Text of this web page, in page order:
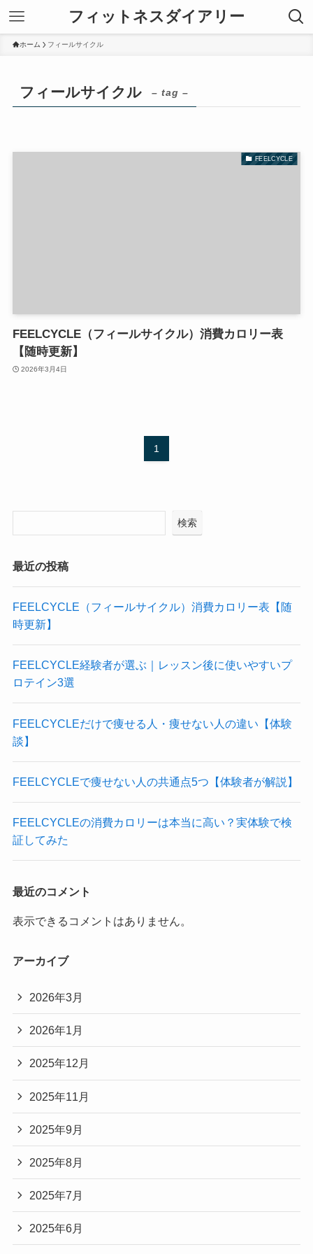
フィットネスダイアリー
ホーム フィールサイクル
フィールサイクル – tag –
FEELCYCLE
FEELCYCLE（フィールサイクル）消費カロリー表
【随時更新】
2026年3月4日
1
検索
最近の投稿
FEELCYCLE（フィールサイクル）消費カロリー表【随
時更新】
FEELCYCLE経験者が選ぶ｜レッスン後に使いやすいプ
ロテイン3選
FEELCYCLEだけで痩せる人・痩せない人の違い【体験
談】
FEELCYCLEで痩せない人の共通点5つ【体験者が解説】
FEELCYCLEの消費カロリーは本当に高い？実体験で検
証してみた
最近のコメント
表示できるコメントはありません。
アーカイブ
2026年3月
2026年1月
2025年12月
2025年11月
2025年9月
2025年8月
2025年7月
2025年6月